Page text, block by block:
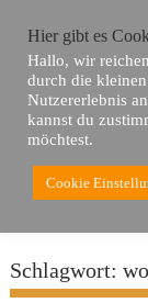
content
Du bist hier
Schlagwort:
Hier gibt es
Hallo, wir
durch die kleinen
Nutzererlebnis
kannst du
möchtest.
Cookie